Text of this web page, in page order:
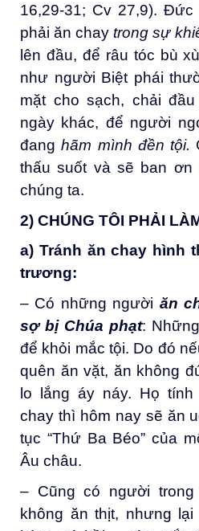
16,29-31; Cv 27,9).
phải ăn chaytrong sự
lên đầu, để râu tóc bù
như người Biệt phái
mặt cho sạch, chải
ngày khác, để người
đanghãm mình đền tội.
thấu suốt và sẽ ban
chúng ta.
2) CHÚNG TÔI PHẢI
a) Tránh ăn chay hình
trương:
– Có những người ăn
sợ bị Chúa phạt:
để khỏi mắc tội. Do đó
quên ăn vặt, ăn không
lo lắng áy náy. Họ
chay thì hôm nay sẽ ăn
tục “Thứ Ba Béo” của
Âu châu.
– Cũng có người
không ăn thịt, nhưng